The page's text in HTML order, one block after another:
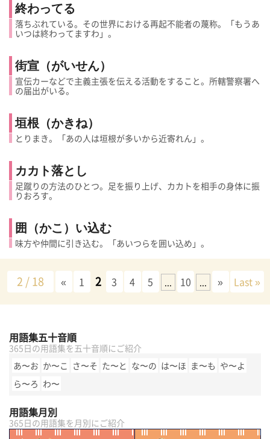
終わってる
落ちぶれている。その世界における再起不能者の蔑称。「もうあ
いつは終わってますわ」。
街宣（がいせん）
宣伝カーなどで主義主張を伝える活動をすること。所轄警察署へ
の届出がいる。
垣根（かきね）
とりまき。「あの人は垣根が多いから近寄れん」。
カカト落とし
足蹴りの方法のひとつ。足を振り上げ、カカトを相手の身体に振
りおろす。
囲（かこ）い込む
味方や仲間に引き込む。「あいつらを囲い込め」。
2 / 18 « 1 2 3 4 5 ... 10 ... » Last »
用語集五十音順
365日の用語集を五十音順にご紹介
あ〜お か〜こ さ〜そ た〜と な〜の は〜ほ ま〜も や〜よ
ら〜ろ わ〜
用語集月別
365日の用語集を月別にご紹介